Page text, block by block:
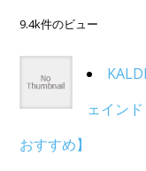
9.4k件のビュー
ェイン
おすすめ】